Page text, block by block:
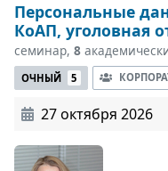
Персональные
КоАП, уголовная
семинар, 8
ОЧНЫЙ 5
27 октября 2026